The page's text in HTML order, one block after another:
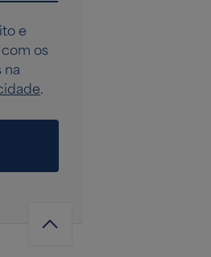
e
os
na
.